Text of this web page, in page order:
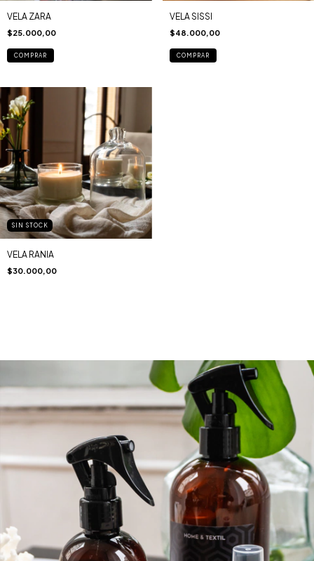
VELA ZARA
$25.000,00
COMPRAR
VELA SISSI
$48.000,00
COMPRAR
SIN STOCK
VELA RANIA
$30.000,00